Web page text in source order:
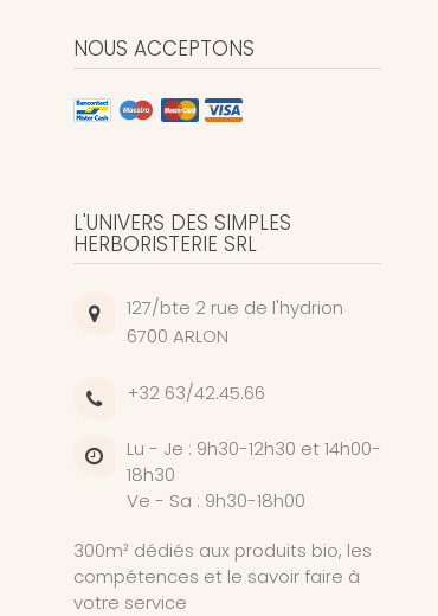
NOUS ACCEPTONS
L'UNIVERS DES SIMPLES
HERBORISTERIE SRL
127/bte 2 rue de l'hydrion
6700 ARLON
+32 63/42.45.66
Lu - Je : 9h30-12h30 et 14h00-
18h30
Ve - Sa : 9h30-18h00
300m² dédiés aux produits bio, les
compétences et le savoir faire à
votre service